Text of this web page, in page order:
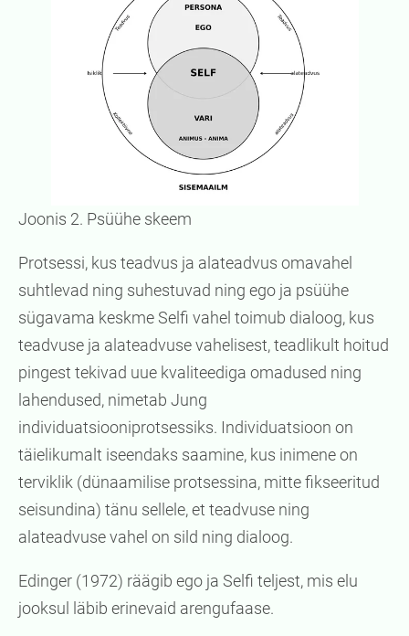
Joonis 2. Psüühe skeem
Protsessi, kus teadvus ja alateadvus omavahel
suhtlevad ning suhestuvad ning ego ja psüühe
sügavama keskme Selfi vahel toimub dialoog, kus
teadvuse ja alateadvuse vahelisest, teadlikult hoitud
pingest tekivad uue kvaliteediga omadused ning
lahendused, nimetab Jung
individuatsiooniprotsessiks. Individuatsioon on
täielikumalt iseendaks saamine, kus inimene on
terviklik (dünaamilise protsessina, mitte fikseeritud
seisundina) tänu sellele, et teadvuse ning
alateadvuse vahel on sild ning dialoog.
Edinger (1972) räägib ego ja Selfi teljest, mis elu
jooksul läbib erinevaid arengufaase.